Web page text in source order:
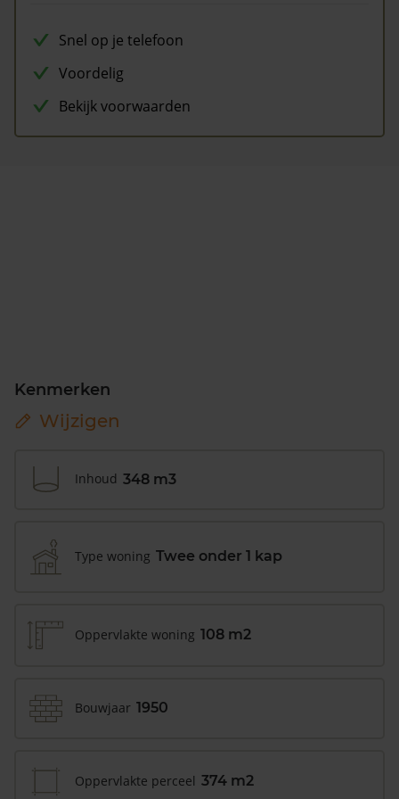
Snel op je telefoon
Voordelig
Bekijk voorwaarden
Kenmerken
Wijzigen
Inhoud 348 m3
Type woning Twee onder 1 kap
Oppervlakte woning 108 m2
Bouwjaar 1950
Oppervlakte perceel 374 m2